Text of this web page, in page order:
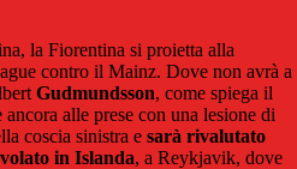
la Fiorentina si proietta alla
contro il Mainz. Dove non avrà a
Gudmundsson, come spiega il
alle prese con una lesione di
coscia sinistra e sarà rivalutato
in Islanda, a Reykjavik, dove